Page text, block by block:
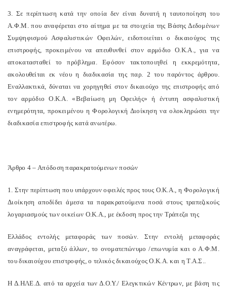
3. Σε περίπτωση κατά την οποία δεν είναι δυνατή η ταυτοποίηση του
Α.Φ.Μ. που αναφέρεται στο αίτημα με τα στοιχεία της Βάσης Δεδομένων
Συμψηφισμού Ασφαλιστικών Οφειλών, ειδοποιείται ο δικαιούχος της
επιστροφής, προκειμένου να απευθυνθεί στον αρμόδιο Ο.Κ.Α., για να
αποκατασταθεί το πρόβλημα. Εφόσον τακτοποιηθεί η εκκρεμότητα,
ακολουθείται εκ νέου η διαδικασία της παρ. 2 του παρόντος άρθρου.
Εναλλακτικά, δύναται να χορηγηθεί στον δικαιούχο της επιστροφής από
τον αρμόδιο Ο.Κ.Α. «Βεβαίωση μη Οφειλής» ή έντυπη ασφαλιστική
ενημερότητα, προκειμένου η Φορολογική Διοίκηση να ολοκληρώσει την
διαδικασία επιστροφής κατά ανωτέρω.
Άρθρο 4 – Απόδοση παρακρατούμενων ποσών
1. Στην περίπτωση που υπάρχουν οφειλές προς τους Ο.Κ.Α., η Φορολογική
Διοίκηση αποδίδει άμεσα τα παρακρατούμενα ποσά στους τραπεζικούς
λογαριασμούς των οικείων Ο.Κ.Α., με έκδοση προς την Τράπεζα της
Ελλάδος εντολής μεταφοράς των ποσών. Στην εντολή μεταφοράς
αναγράφεται, μεταξύ άλλων, το ονοματεπώνυμο /επωνυμία και ο Α.Φ.Μ.
του δικαιούχου επιστροφής, ο τελικός δικαιούχος Ο.Κ.Α. και η Τ.Α.Σ..
Η Δ.ΗΛΕ.Δ. από τα αρχεία των Δ.Ο.Υ./ Ελεγκτικών Κέντρων, με βάση τις